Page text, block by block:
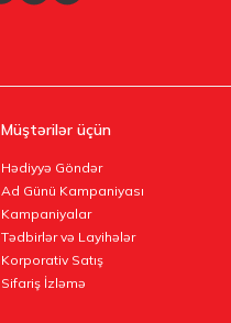
Müştərilər üçün
Hədiyyə Göndər
Ad Günü Kampaniyası
Kampaniyalar
Tədbirlər və Layihələr
Korporativ Satış
Sifariş İzləmə